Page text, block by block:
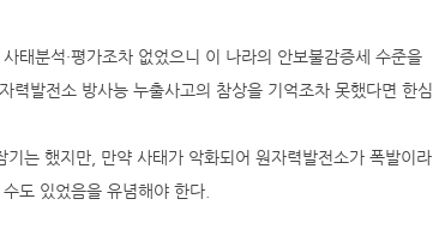
태분석·평가조차 없었으니 이 나라의 안보불감증세 수준을
력발전소 방사능 누출사고의 참상을 기억조차 못했다면 한심
는 했지만, 만약 사태가 악화되어 원자력발전소가 폭발이라
도 있었음을 유념해야 한다.